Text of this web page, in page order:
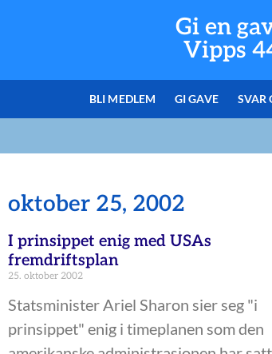
Gi en
Vipps
BLI MEDLEM GI GAVE SVAR
oktober 25, 2002
I prinsippet enig med USAs
fremdriftsplan
25. oktober 2002
Statsminister Ariel Sharon sier seg "i
prinsippet" enig i timeplanen som den